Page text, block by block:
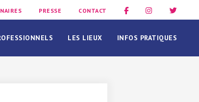
PRESSE CONTACT
LES LIEUX INFOS PRATIQUES